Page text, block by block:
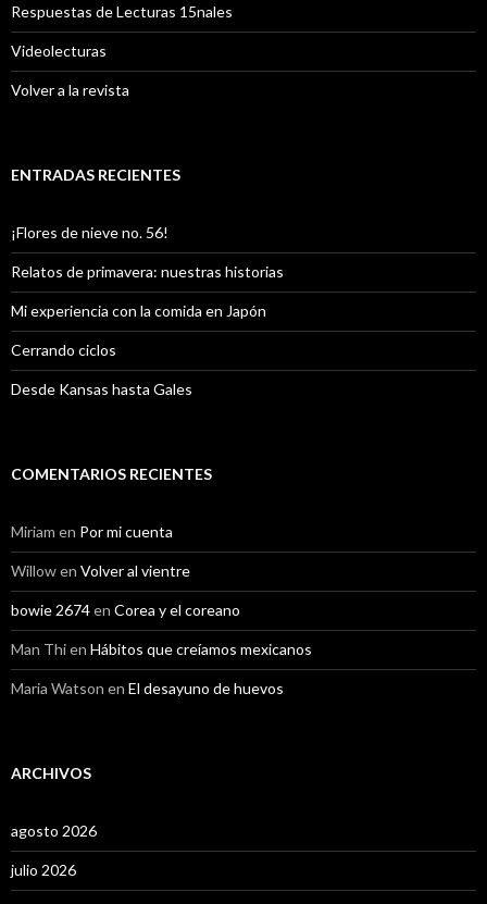
Respuestas de Lecturas 15nales
Videolecturas
Volver a la revista
ENTRADAS RECIENTES
¡Flores de nieve no. 56!
Relatos de primavera: nuestras historias
Mi experiencia con la comida en Japón
Cerrando ciclos
Desde Kansas hasta Gales
COMENTARIOS RECIENTES
Miriam en Por mi cuenta
Willowen Volver al vientre
bowie 2674en Corea y el coreano
Man Thien Hábitos que creíamos mexicanos
Maria Watson en El desayuno de huevos
ARCHIVOS
agosto 2026
julio 2026